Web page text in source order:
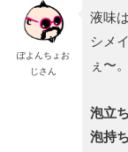
ぽよんちょお
じさん
液味
シメ
ぇ〜。
泡立
泡持